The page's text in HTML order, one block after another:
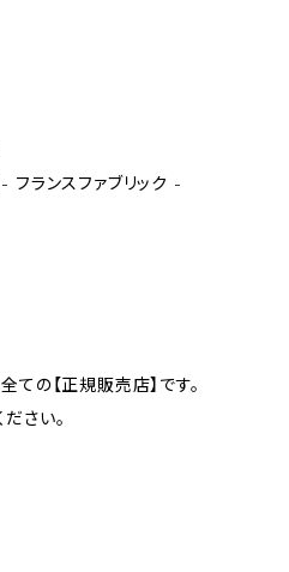
フランスファブリック -
ての【正規販売店】です。
さい。